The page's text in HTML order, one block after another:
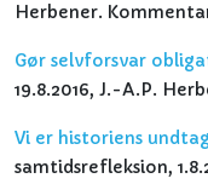
Herbener.
Gør selvforsvar
19.8.2016, J.-A.P.
Vi er historiens
samtidsrefleksion,